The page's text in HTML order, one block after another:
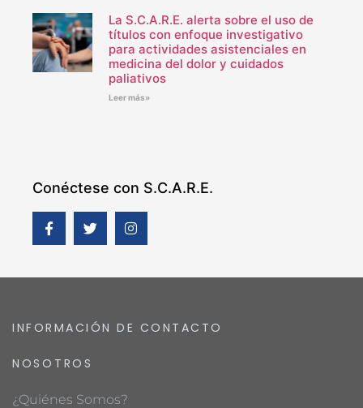
La S.C.A.R.E. alerta sobre el uso de
títulos con enfoque investigativo
para actividades asistenciales en
medicina del dolor y cuidados
paliativos
Leer más»
Conéctese con S.C.A.R.E.
INFORMACIÓN DE CONTACTO
NOSOTROS
¿Quiénes Somos?